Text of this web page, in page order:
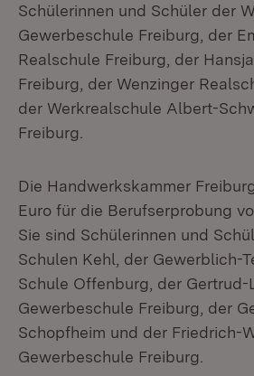
Schülerinnen und Schüler der
Gewerbeschule Freiburg, der
Realschule Freiburg, der
Freiburg, der Wenzinger
der Werkrealschule Albert-
Freiburg.
Die Handwerkskammer
Euro für die Berufserprobung
Sie sind Schülerinnen und
Schulen Kehl, der Gewerblich-
Schule Offenburg, der Gertrud-
Gewerbeschule Freiburg, der
Schopfheim und der Friedrich-
Gewerbeschule Freiburg.